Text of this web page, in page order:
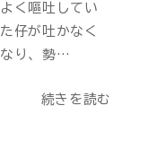
よく嘔吐してい
た仔が吐かなく
なり、勢…
続きを読む